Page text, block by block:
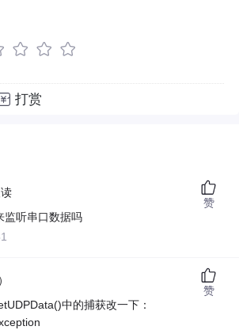
打赏
监听串口数据吗
赞
中的捕获改一下：
赞